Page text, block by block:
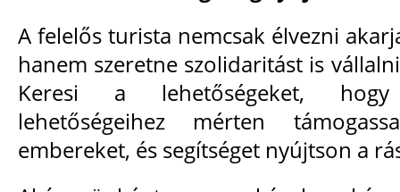
A felelős turista nemcsak élvezni
hanem szeretne szolidaritást is
Keresi a lehetőségeket, hogy
lehetőségeihez mérten
embereket, és segítséget nyújtson a